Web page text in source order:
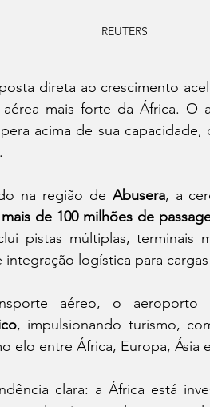
REUTERS
direta ao crescimento
mais forte da África. O
acima de sua
na região de Abusera, a
mais de 100 milhões de
pistas múltiplas, terminais
logística para
aéreo, o
, impulsionando turismo,
elo entre África, Europa, Ásia
clara: a África está